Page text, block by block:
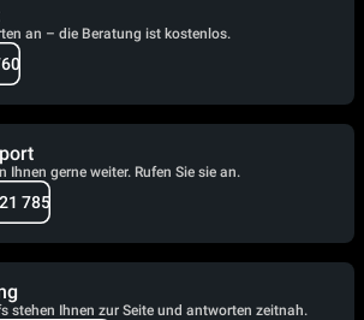
an – die Beratung ist kostenlos.
Ihnen gerne weiter. Rufen Sie sie an.
785
stehen Ihnen zur Seite und antworten zeitnah.